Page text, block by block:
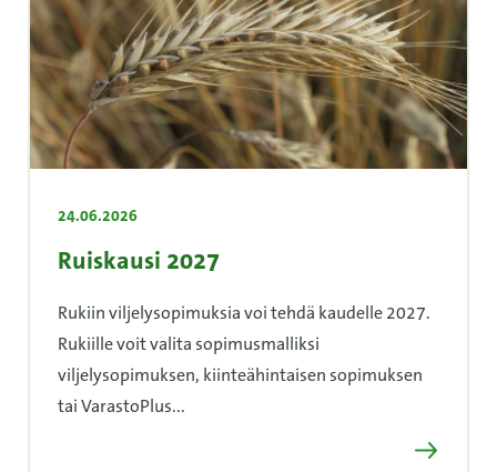
24.06.2026
Ruiskausi 2027
Rukiin viljelysopimuksia voi tehdä kaudelle 2027.
Rukiille voit valita sopimusmalliksi
viljelysopimuksen, kiinteähintaisen sopimuksen
tai VarastoPlus...